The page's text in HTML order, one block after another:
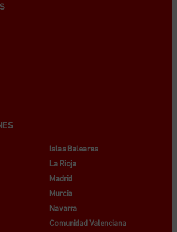
Islas Baleares
La Rioja
Madrid
Murcia
Navarra
Comunidad Valenciana